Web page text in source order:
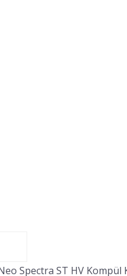
Spectra ST HV Kompül